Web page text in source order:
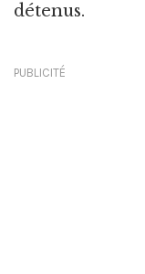
détenus.
PUBLICITÉ